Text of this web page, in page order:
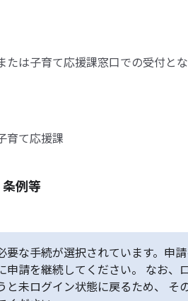
たは子育て応援課窓口での受付とな
育て応援課
例等
要な手続が選択されています。申
申請を継続してください。 なお、
と未ログイン状態に戻るため、 そ